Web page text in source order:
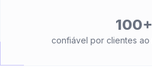
100+
confiável por clientes